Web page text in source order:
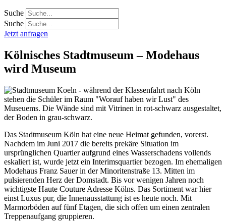
Suche
Suche
Jetzt anfragen
Kölnisches Stadtmuseum – Modehaus
wird Museum
Das Stadtmuseum Köln hat eine neue Heimat gefunden, vorerst.
Nachdem im Juni 2017 die bereits prekäre Situation im
ursprünglichen Quartier aufgrund eines Wasserschadens vollends
eskaliert ist, wurde jetzt ein Interimsquartier bezogen. Im ehemaligen
Modehaus Franz Sauer in der Minoritenstraße 13. Mitten im
pulsierenden Herz der Domstadt. Bis vor wenigen Jahren noch
wichtigste Haute Couture Adresse Kölns. Das Sortiment war hier
einst Luxus pur, die Innenausstattung ist es heute noch. Mit
Marmorböden auf fünf Etagen, die sich offen um einen zentralen
Treppenaufgang gruppieren.